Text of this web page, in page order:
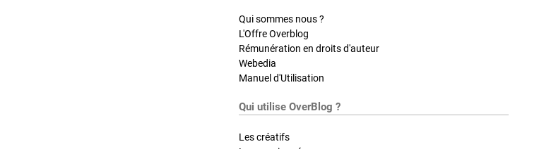
Qui sommes nous ?
L'Offre Overblog
Rémunération en droits d'auteur
Webedia
Manuel d'Utilisation
Qui utilise OverBlog ?
Les créatifs